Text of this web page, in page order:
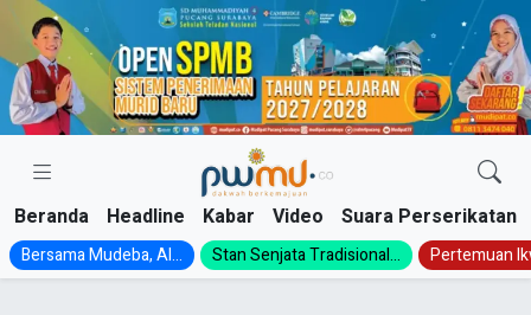
Skip
content
Beranda Headline Kabar Video Suara Perserikatan
Bersama Mudeba, Al... Stan Senjata Tradisional... Pertemuan